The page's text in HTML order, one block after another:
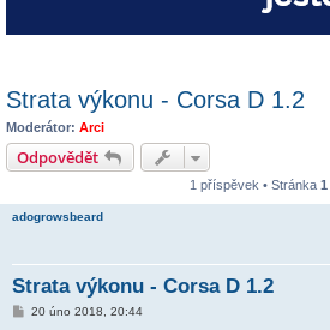
Strata výkonu - Corsa D 1.2
Moderátor: Arci
Odpovědět
1 příspěvek • Stránka 1
adogrowsbeard
Strata výkonu - Corsa D 1.2
P20 úno 2018, 20:44